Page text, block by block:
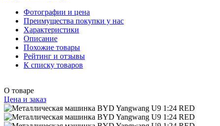
Фотографии и цена
Преимущества покупки у нас
Характеристики
Описание
Похожие товары
Рейтинг и отзывы
К списку товаров
О товаре
Цена и заказ